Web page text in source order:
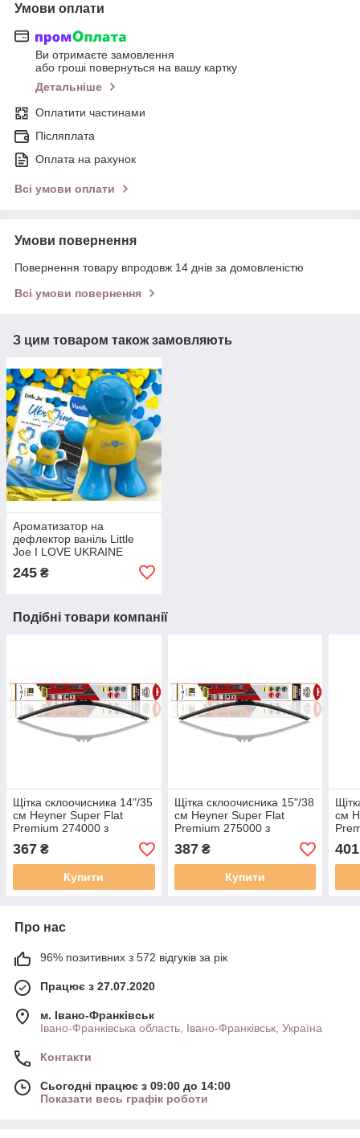
Умови оплати
Ви отримаєте замовлення
або гроші повернуться на вашу картку
Детальніше
Оплатити частинами
Післяплата
Оплата на рахунок
Всі умови оплати
Умови повернення
Повернення товару впродовж 14 днів за домовленістю
Всі умови повернення
З цим товаром також замовляють
Ароматизатор на
дефлектор ваніль Little
Joe I LOVE UKRAINE
245 ₴
Подібні товари компанії
Щітка склоочисника 14"/35
см Heyner Super Flat
Premium 274000 з
набором адаптерів
367 ₴
Купити
Щітка склоочисника 15"/38
см Heyner Super Flat
Premium 275000 з
набором адаптерів
387₴
Купити
см
401
Про нас
96% позитивних з 572 відгуків за рік
Працює з 27.07.2020
м. Івано-Франківськ
Івано-Франківська область, Івано-Франківськ, Україна
Контакти
Сьогодні працює з 09:00 до 14:00
Показати весь графік роботи